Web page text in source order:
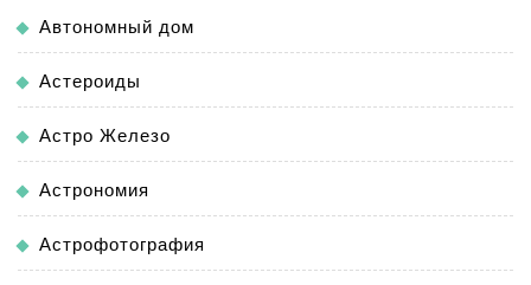
Автономный дом
Астероиды
Астро Железо
Астрономия
Астрофотография